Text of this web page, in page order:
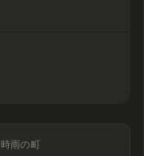
時雨の町